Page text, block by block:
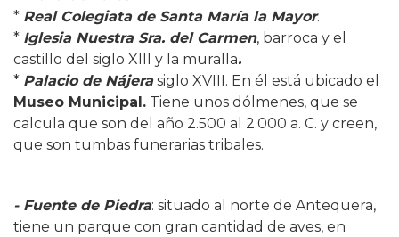
* Real Colegiata de Santa María la Mayor.
* Iglesia Nuestra Sra. del Carmen, barroca y el
castillo del siglo XIII y la muralla.
* Palacio de Nájerasiglo XVIII. En él está ubicado el
Museo Municipal. Tiene unos dólmenes, que se
calcula que son del año 2.500 al 2.000 a. C. y creen,
que son tumbas funerarias tribales.
- Fuente de Piedra: situado al norte de Antequera,
tiene un parque con gran cantidad de aves, en